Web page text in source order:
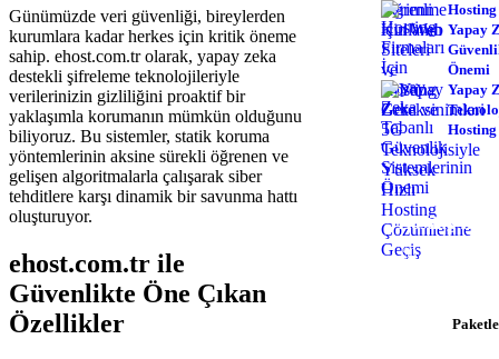
Günümüzde veri güvenliği, bireylerden
kurumlara kadar herkes için kritik öneme
sahip. ehost.com.tr olarak, yapay zeka
destekli şifreleme teknolojileriyle
verilerinizin gizliliğini proaktif bir
yaklaşımla korumanın mümkün olduğunu
biliyoruz. Bu sistemler, statik koruma
yöntemlerinin aksine sürekli öğrenen ve
gelişen algoritmalarla çalışarak siber
tehditlere karşı dinamik bir savunma hattı
oluşturuyor.
ehost.com.tr ile
Güvenlikte Öne Çıkan
Özellikler
Yapay
Önemi
Yapay
Hosting
$0.92/ay'dan